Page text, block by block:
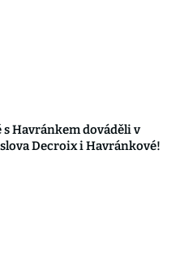
Havránkem dováděli v
Decroix i Havránkové!